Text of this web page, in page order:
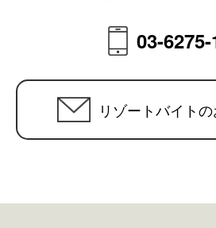
03-
リゾートバイト